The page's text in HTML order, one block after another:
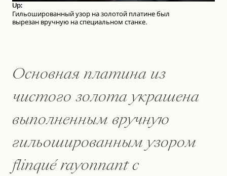
Up:
Гильошированный узор на золотой платине был
вырезан вручную на специальном станке.
Основная платина из
чистого золота украшена
выполненным вручную
гильошированным узором
flinqué rayonnant с